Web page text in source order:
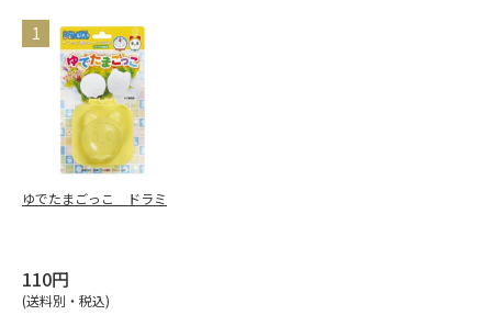
ゆでたまごっこ ドラミ
110円
(送料別・税込)